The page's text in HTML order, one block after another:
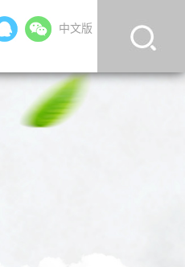
中文版